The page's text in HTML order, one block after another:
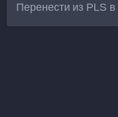
Перенести из PLS в